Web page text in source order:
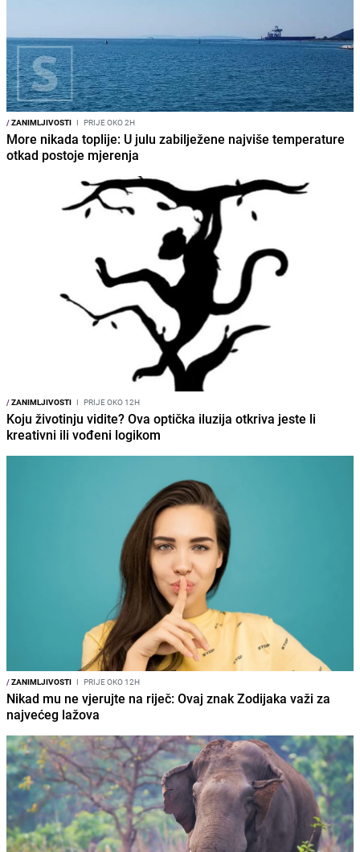
/ZANIMLJIVOSTI I PRIJE OKO 2H
More nikada toplije: U julu zabilježene najviše temperature
otkad postoje mjerenja
/ZANIMLJIVOSTI I PRIJE OKO 12H
Koju životinju vidite? Ova optička iluzija otkriva jeste li
kreativni ili vođeni logikom
/ZANIMLJIVOSTI I PRIJE OKO 12H
Nikad mu ne vjerujte na riječ: Ovaj znak Zodijaka važi za
najvećeg lažova